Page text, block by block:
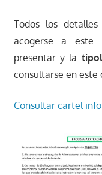
Todos los
acogerse a este
presentar y la
consultarse en
Consultar cartel